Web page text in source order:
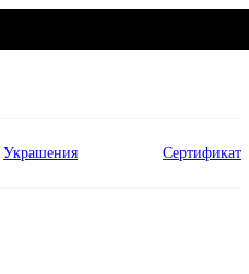
Украшения Сертификат